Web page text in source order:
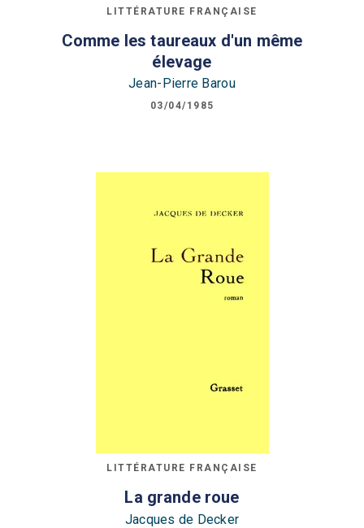
LITTÉRATURE FRANÇAISE
Comme les taureaux d'un même
élevage
Jean-Pierre Barou
03/04/1985
LITTÉRATURE FRANÇAISE
La grande roue
Jacques de Decker